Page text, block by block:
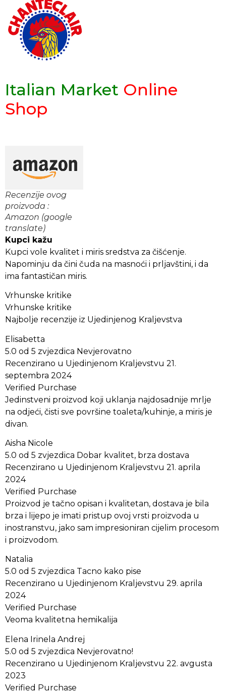
Italian Market Online
Shop
Recenzije ovog
proizvoda :
Amazon (google
translate)
Kupci kažu
Kupci vole kvalitet i miris sredstva za čišćenje.
Napominju da čini čuda na masnoći i prljavštini, i da
ima fantastičan miris.
Vrhunske kritike
Vrhunske kritike
Najbolje recenzije iz Ujedinjenog Kraljevstva
Elisabetta
5.0 od 5 zvjezdica Nevjerovatno
Recenzirano u Ujedinjenom Kraljevstvu 21.
septembra 2024
Verified Purchase
Jedinstveni proizvod koji uklanja najdosadnije mrlje
na odjeći, čisti sve površine toaleta/kuhinje, a miris je
divan.
Aisha Nicole
5.0 od 5 zvjezdica Dobar kvalitet, brza dostava
Recenzirano u Ujedinjenom Kraljevstvu 21. aprila
2024
Verified Purchase
Proizvod je tačno opisan i kvalitetan, dostava je bila
brza i lijepo je imati pristup ovoj vrsti proizvoda u
inostranstvu, jako sam impresioniran cijelim procesom
i proizvodom.
Natalia
5.0 od 5 zvjezdica Tacno kako pise
Recenzirano u Ujedinjenom Kraljevstvu 29. aprila
2024
Verified Purchase
Veoma kvalitetna hemikalija
Elena Irinela Andrej
5.0 od 5 zvjezdica Nevjerovatno!
Recenzirano u Ujedinjenom Kraljevstvu 22. avgusta
2023
Verified Purchase